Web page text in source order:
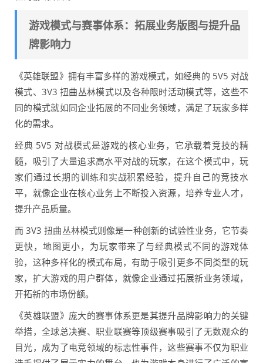
游戏模式与赛事体系：拓展业务版图与提升品
牌影响力
《英雄联盟》拥有丰富多样的游戏模式，如经典的 5V5 对战
模式、3V3 扭曲丛林模式以及各种限时活动模式等，这些不
同的模式就如同企业拓展的不同业务领域，满足了玩家多样
化的需求。
经典 5V5 对战模式是游戏的核心业务，它承载着竞技的精
髓，吸引了大量追求高水平对战的玩家，在这个模式中，玩
家们通过长期的训练和实战积累经验，提升自己的竞技水
平，就像企业在核心业务上不断投入资源，培养专业人才，
提升产品质量。
而 3V3 扭曲丛林模式则像是一种创新的试验性业务，它节奏
更快，地图更小，为玩家带来了与经典模式不同的游戏体
验，这种多样化的模式布局，有助于吸引更多不同类型的玩
家，扩大游戏的用户群体，就像企业通过拓展新业务领域，
开拓新的市场份额。
《英雄联盟》庞大的赛事体系更是其提升品牌影响力的关键
举措，全球总决赛、职业联赛等顶级赛事吸引了无数观众的
目光，成为了电竞领域的标志性事件，这些赛事不仅为职业